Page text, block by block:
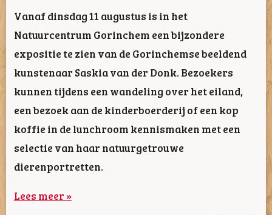
Vanaf dinsdag 11 augustus is in het
Natuurcentrum Gorinchem een bijzondere
expositie te zien van de Gorinchemse beeldend
kunstenaar Saskia van der Donk. Bezoekers
kunnen tijdens een wandeling over het eiland,
een bezoek aan de kinderboerderij of een kop
koffie in de lunchroom kennismaken met een
selectie van haar natuurgetrouwe
dierenportretten.
Lees meer »